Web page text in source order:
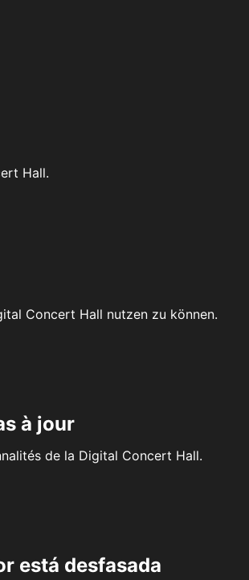
Hall.
Concert Hall nutzen zu können.
à jour
de la Digital Concert Hall.
está desfasada